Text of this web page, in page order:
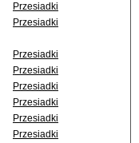
Przesiadki
Przesiadki
Przesiadki
Przesiadki
Przesiadki
Przesiadki
Przesiadki
Przesiadki